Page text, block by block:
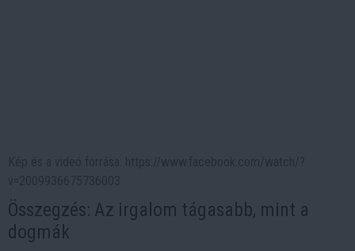
Összegzés: Az irgalom tágasabb, mint a
dogmák